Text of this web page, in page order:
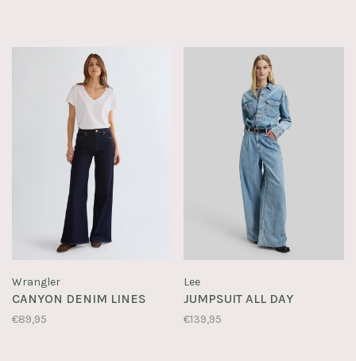
Wrangler
CANYON DENIM LINES
€89,95
Lee
JUMPSUIT ALL DAY
€139,95